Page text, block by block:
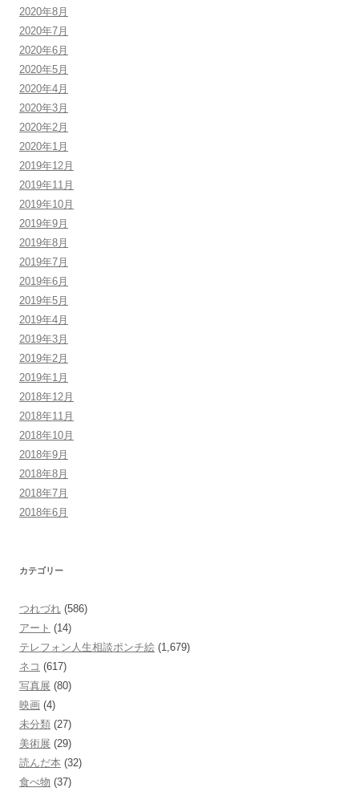
2020年8月
2020年7月
2020年6月
2020年5月
2020年4月
2020年3月
2020年2月
2020年1月
2019年12月
2019年11月
2019年10月
2019年9月
2019年8月
2019年7月
2019年6月
2019年5月
2019年4月
2019年3月
2019年2月
2019年1月
2018年12月
2018年11月
2018年10月
2018年9月
2018年8月
2018年7月
2018年6月
カテゴリー
つれづれ (586)
アート (14)
テレフォン人生相談ポンチ絵 (1,679)
ネコ (617)
写真展 (80)
映画 (4)
未分類 (27)
美術展 (29)
読んだ本 (32)
食べ物 (37)